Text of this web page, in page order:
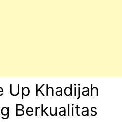
Up Khadijah
Berkualitas